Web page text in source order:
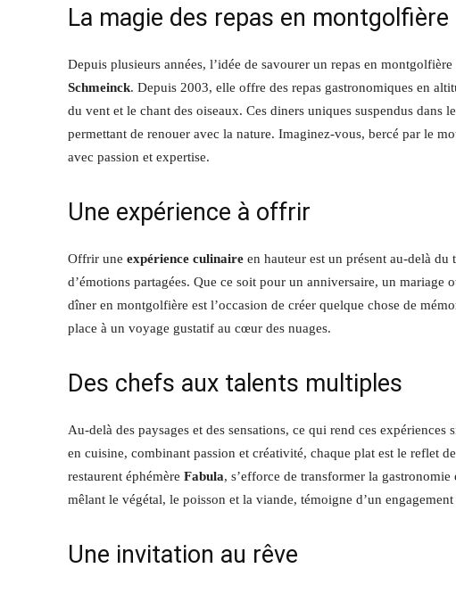
La magie des repas en montgolfière
Depuis plusieurs années, l’idée de savourer un repas en
Schmeinck. Depuis 2003, elle offre des repas gastronomiques en
du vent et le chant des oiseaux. Ces diners uniques suspendus dans
permettant de renouer avec la nature. Imaginez-vous, bercé par le
avec passion et expertise.
Une expérience à offrir
Offrir une expérience culinaire en hauteur est un présent au-delà du
d’émotions partagées. Que ce soit pour un anniversaire, un
dîner en montgolfière est l’occasion de créer quelque chose de
place à un voyage gustatif au cœur des nuages.
Des chefs aux talents multiples
Au-delà des paysages et des sensations, ce qui rend ces
en cuisine, combinant passion et créativité, chaque plat est le reflet
restaurent éphémère Fabula, s’efforce de transformer la
mêlant le végétal, le poisson et la viande, témoigne d’un
Une invitation au rêve